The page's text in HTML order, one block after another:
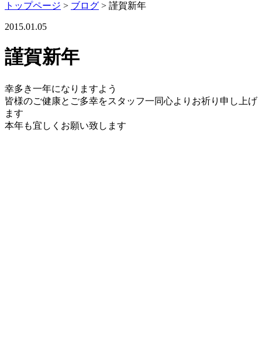
トップページ > ブログ > 謹賀新年
2015.01.05
謹賀新年
幸多き一年になりますよう
皆様のご健康とご多幸をスタッフ一同心よりお祈り申し上げ
ます
本年も宜しくお願い致します